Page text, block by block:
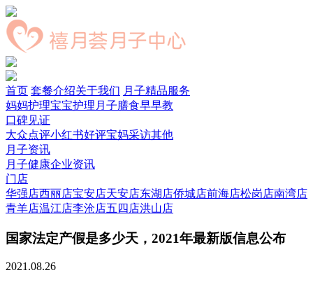
首页 套餐介绍关于我们 月子精品服务
妈妈护理宝宝护理 月子膳食早早教
口碑见证
大众点评小红书好评宝妈采访其他
月子资讯
月子健康企业资讯
门店
华强店西丽店宝安店天安店东湖店侨城店前海店松岗店南湾店
青羊店温江店李沧店五四店洪山店
国家法定产假是多少天，2021年最新版信息公布
2021.08.26